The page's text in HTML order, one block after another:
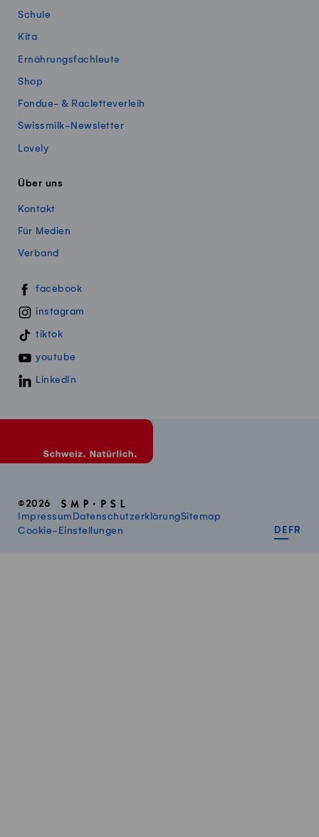
Schule
Kita
Ernährungsfachleute
Shop
Fondue- & Racletteverleih
Swissmilk-Newsletter
Lovely
Über uns
Kontakt
Für Medien
Verband
Swissmillk auf Social Media
facebook
instagram
tiktok
youtube
LinkedIn
©2026
Impressum DatenschutzerklärungSitemap
Cookie-Einstellungen
DE FR